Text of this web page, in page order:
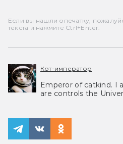
Если вы нашли опечатку,
текста и нажмите Ctrl+Enter.
Кот-император
Emperor of catkind. I
are controls the